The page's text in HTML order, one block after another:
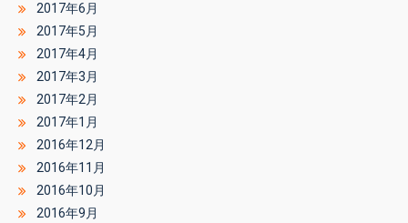
2017年6月
2017年5月
2017年4月
2017年3月
2017年2月
2017年1月
2016年12月
2016年11月
2016年10月
2016年9月